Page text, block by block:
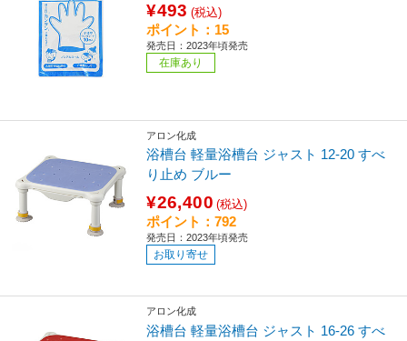
¥493 (税込)
ポイント：15
発売日：2023年頃発売
在庫あり
アロン化成
浴槽台 軽量浴槽台 ジャスト 12-20 すべ
り止め ブルー
¥26,400 (税込)
ポイント：792
発売日：2023年頃発売
お取り寄せ
アロン化成
浴槽台 軽量浴槽台 ジャスト 16-26 すべ